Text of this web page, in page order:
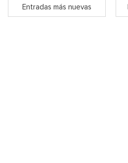
Entradas más nuevas